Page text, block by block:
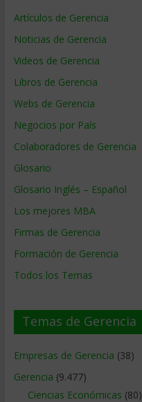
Artículos de Gerencia
Noticias de Gerencia
Videos de Gerencia
Libros de Gerencia
Webs de Gerencia
Negocios por País
Colaboradores de Gerencia
Glosario
Glosario Inglés – Español
Los mejores MBA
Firmas de Gerencia
Formación de Gerencia
Todos los Temas
Temas de Gerencia
Empresas de Gerencia (38)
Gerencia (9.477)
Ciencias Económicas (80)